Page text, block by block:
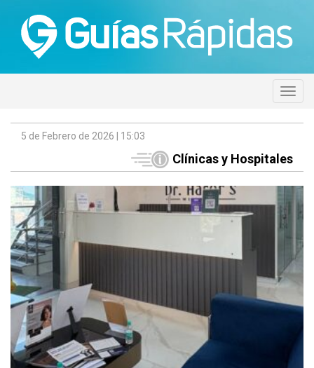
5 de Febrero de 2026 | 15:03
Clínicas y Hospitales